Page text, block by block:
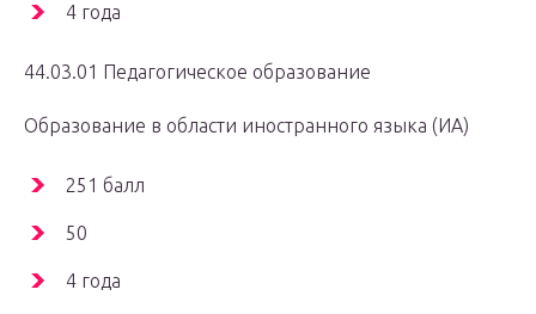
4 года
44.03.01 Педагогическое образование
Образование в области иностранного языка (ИА)
251 балл
50
4 года